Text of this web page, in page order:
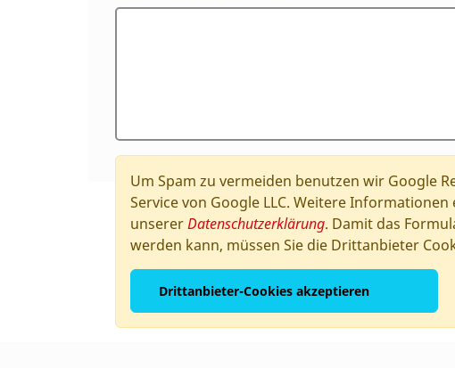
Um Spam zu vermeiden benutzen wir Google
Service von Google LLC. Weitere Informationen
unsererDatenschutzerklärung. Damit das
werden kann, müssen Sie die Drittanbieter
Drittanbieter-Cookies akzeptieren